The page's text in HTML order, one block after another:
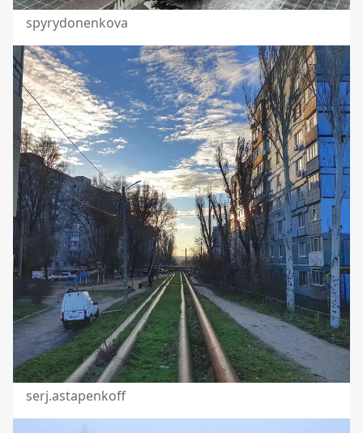
spyrydonenkova
serj.astapenkoff